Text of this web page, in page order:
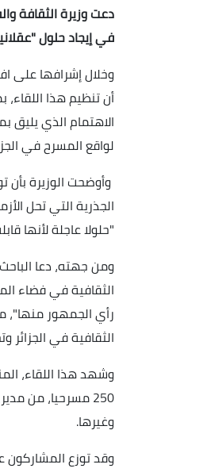
دعت وزيرة الثقافة
في إيجاد حلول
وخلال إشرافها على
أن تنظيم هذا
الاهتمام الذي
لواقع المسرح في
وأوضحت الوزيرة
الجذرية التي تحل
"حلولا عاجلة لأنها
ومن جهته، دعا
الثقافية في فضاء
رأي الجمهور منها"،
الثقافية في
وشهد هذا اللقاء،
250 مسرحيا، من
وغيرها.
وقد توزع